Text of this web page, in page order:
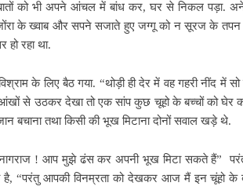
बातों को भी अपने आंचल में बांध कर, घर से निकल पड़ा.
के ख्वाब और सपने सजाते हुए जग्गू को न सूरज के तपन
रहा था.
के लिए बैठ गया. “थोड़ी ही देर में वह गहरी नींद में
से उठकर देखा तो एक सांप कुछ चूहो के बच्चों को घेर
बचाना तथा किसी की भूख मिटाना दोनों सवाल खड़े थे.
! आप मुझे ढंस कर अपनी भूख मिटा सकते हैं” परंतु
“परंतु आपकी विनम्रता को देखकर आज मैं इन चूंहो के